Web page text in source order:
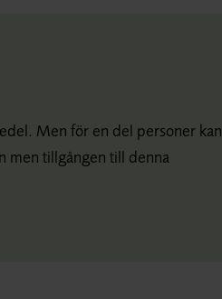
Men för en del personer kan
men tillgången till denna